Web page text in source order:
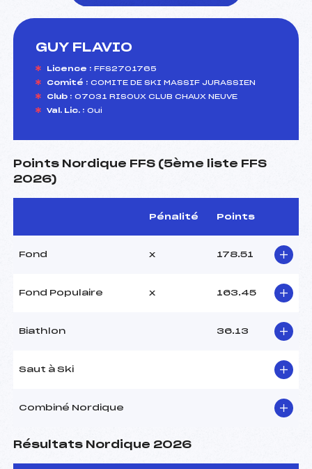
GUY FLAVIO
Licence : FFS2701765
Comité : COMITE DE SKI MASSIF JURASSIEN
Club : 07031 RISOUX CLUB CHAUX NEUVE
Val. Lic. : Oui
Points Nordique FFS (5ème liste FFS
2026)
Pénalité Points
Fond x 178.51
Fond Populaire x 163.45
Biathlon 36.13
Saut à Ski
Combiné Nordique
Résultats Nordique 2026